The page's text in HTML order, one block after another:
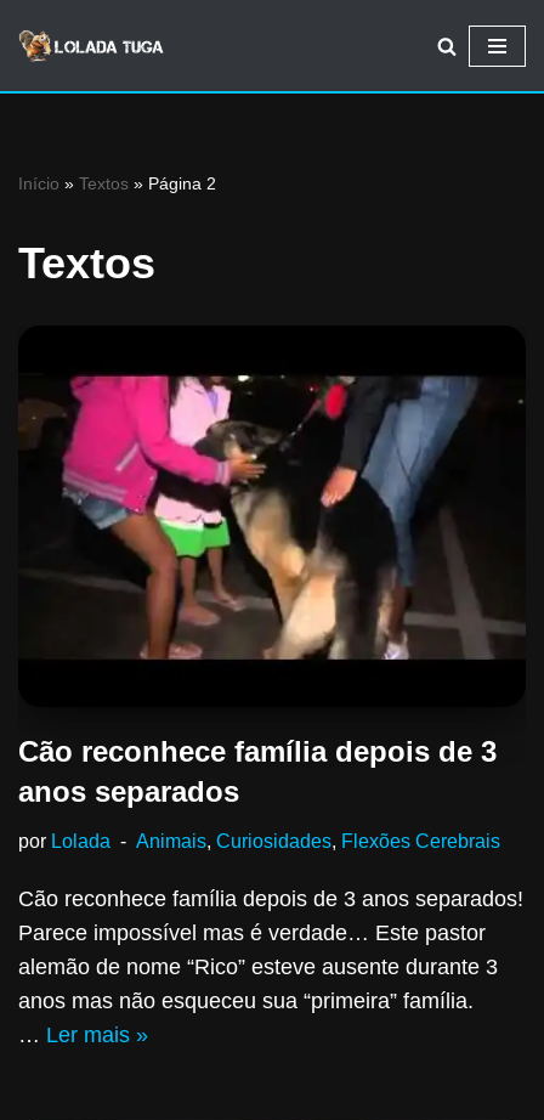
Avançar
Início » Textos » Página 2
Textos
Cão reconhece família depois de 3
anos separados
por Lolada Animais Curiosidades Flexões Cerebrais
Cão reconhece família depois de 3 anos separados!
Parece impossível mas é verdade… Este pastor
alemão de nome “Rico” esteve ausente durante 3
anos mas não esqueceu sua “primeira” família.
… Ler mais »